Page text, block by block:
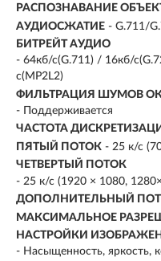
РАСПОЗНАВАНИЕ
АУДИОСЖАТИЕ - G.711/
БИТРЕЙТ АУДИО
- 64кб/с(G.711) / 16кб/
с(MP2L2)
ФИЛЬТРАЦИЯ ШУМОВ
- Поддерживается
ЧАСТОТА
ПЯТЫЙ ПОТОК - 25 к/с
ЧЕТВЕРТЫЙ ПОТОК
- 25 к/с (1920 × 1080,
ДОПОЛНИТЕЛЬНЫЙ
МАКСИМАЛЬНОЕ
НАСТРОЙКИ
- Насыщенность, яркость,